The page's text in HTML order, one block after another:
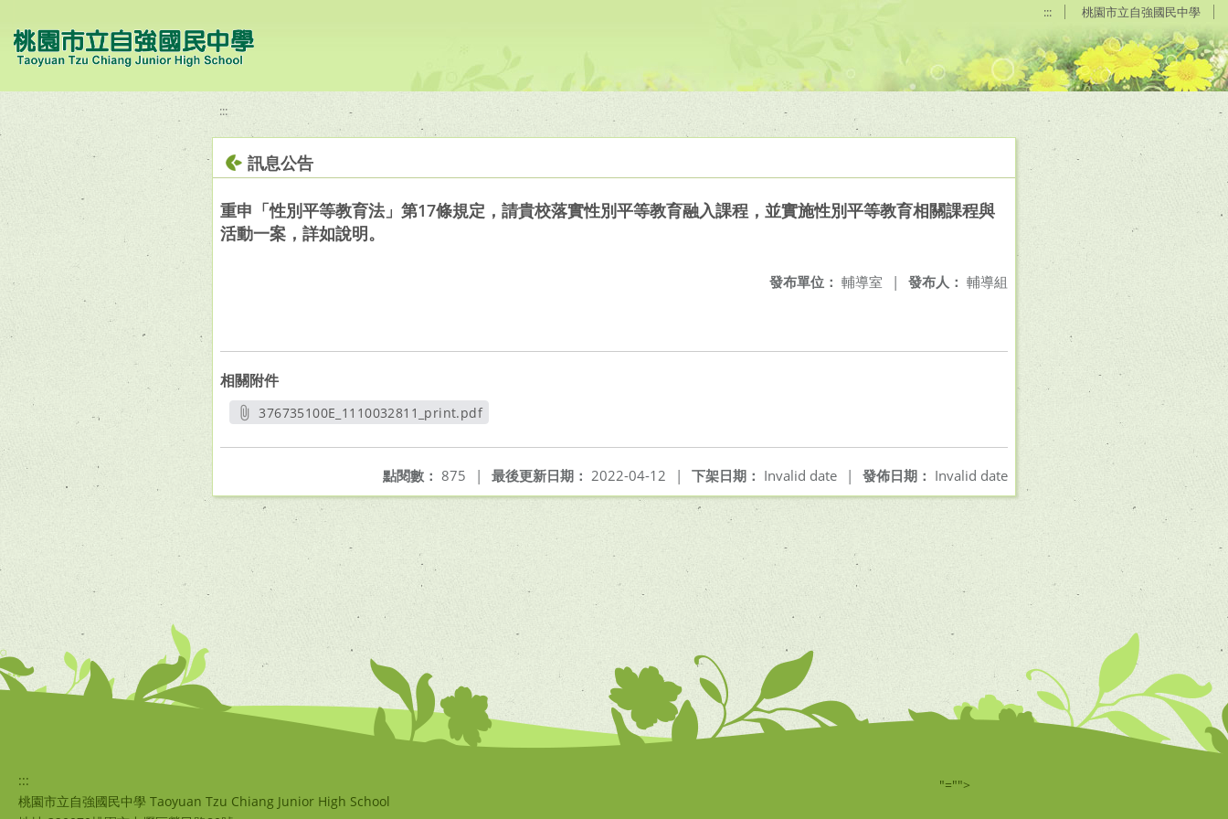
::: 桃園市立自強國民中學
:::
訊息公告
重申「性別平等教育法」第17條規定，請貴校落實性別平等教育融入課程，並實施性別平等教育相關課程與
活動一案，詳如說明。
發布人： 輔導組
發布單位： 輔導室 |
相關附件
376735100E_1110032811_print.pdf
發佈日期： Invalid date
下架日期： Invalid date |
最後更新日期： 2022-04-12 |
點閱數： 875 |
:::
桃園市立自強國民中學 Taoyuan Tzu Chiang Junior High School
"="">